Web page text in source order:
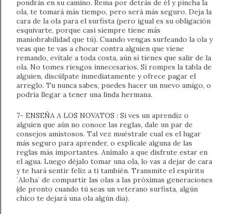
pondrás en su camino. Rema por detrás de él y pincha la
ola, te tomará más tiempo, pero será más seguro. Deja la
cara de la ola para el surfista (pero igual es su obligación
esquivarte, porque casi siempre tiene más
maniobrabilidad que tú). Cuando vengas surfeando la ola y
veas que te vas a chocar contra alguien que viene
remando, evítale a toda costa, aún si tienes que salir de la
ola. No tomes riesgos innecesarios. Si rompes la tabla de
alguien, discúlpate inmediatamente y ofrece pagar el
arreglo. Tu nunca sabes, puedes hacer un nuevo amigo, o
podría llegar a tener una linda hermana.
7- ENSEÑA A LOS NOVATOS : Si ves un aprendiz o
alguien que aún no conoce las reglas, dale un par de
consejos amistosos. Tal vez muéstrale cual es el lugar
más seguro para aprender, o explícale alguna de las
reglas más importantes. Anímalo a que disfrute estar en
el agua. Luego déjalo tomar una ola, lo vas a dejar de cara
y te hará sentir feliz a ti también. Transmite el espíritu
´Aloha` de compartir las olas a las próximas generaciones
(de pronto cuando tú seas un veterano surfista, algún
chico te dejará una ola algún día).